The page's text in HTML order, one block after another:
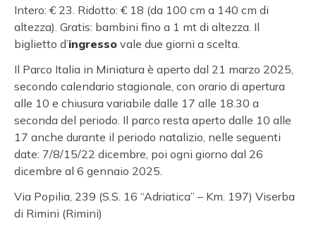
Intero: € 23. Ridotto: € 18 (da 100 cm a 140 cm di
altezza). Gratis: bambini fino a 1 mt di altezza. Il
biglietto d’ingresso vale due giorni a scelta.
Il Parco Italia in Miniatura è aperto dal 21 marzo 2025,
secondo calendario stagionale, con orario di apertura
alle 10 e chiusura variabile dalle 17 alle 18.30 a
seconda del periodo. Il parco resta aperto dalle 10 alle
17 anche durante il periodo natalizio, nelle seguenti
date: 7/8/15/22 dicembre, poi ogni giorno dal 26
dicembre al 6 gennaio 2025.
Via Popilia, 239 (S.S. 16 “Adriatica” – Km. 197) Viserba
di Rimini (Rimini)